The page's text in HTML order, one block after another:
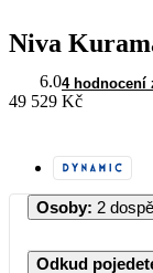
Niva
6.04 hodnocení
49 529 Kč
Osoby: 2
Odkud